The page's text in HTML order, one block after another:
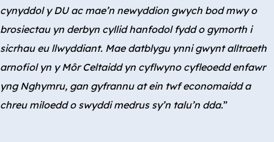
cynyddol y DU ac mae’n newyddion gwych bod mwy o
brosiectau yn derbyn cyllid hanfodol fydd o gymorth i
sicrhau eu llwyddiant. Mae datblygu ynni gwynt alltraeth
arnofiol yn y Môr Celtaidd yn cyflwyno cyfleoedd enfawr
yng Nghymru, gan gyfrannu at ein twf economaidd a
chreu miloedd o swyddi medrus sy’n talu’n dda.”